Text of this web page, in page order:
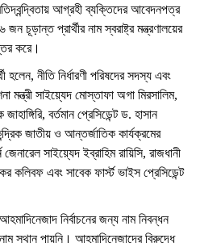
আগ্রহী ব্যক্তিদের আবেদনপত্র
চূড়ান্ত প্রার্থীর নাম স্বরাষ্ট্র মন্ত্রণালয়ের
করে।
হলেন, নীতি নির্ধারণী পরিষদের সদস্য এবং
মন্ত্রী সাইয়্যেদ মোস্তাফা অগা মিরসালিম,
বর্তমান প্রেসিডেন্ট ড. হাসান
জাতীয় ও আন্তর্জাতিক কার্যক্রমের
সাইয়্যেদ ইব্রাহিম রায়িসি, রাজধানী
কলিবফ এবং সাবেক ফার্স্ট ভাইস প্রেসিডেন্ট
নির্বাচনের জন্য নাম নিবন্ধন
স্থান পায়নি। আহমাদিনেজাদের বিরুদ্ধে